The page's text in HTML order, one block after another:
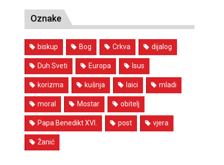
Oznake
biskup Bog Crkva dijalog
Duh Sveti Europa Isus
korizma kušnja laici mladi
moral Mostar obitelj
Papa Benedikt XVI. post vjera
Žanić